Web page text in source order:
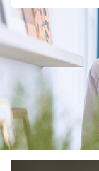
①利用目的を
本人又は第三
害するおそれ
②利用目的を
当該事業者の
③国の機関又
することに対
用目的を本人
事務の遂行
④開示対象個